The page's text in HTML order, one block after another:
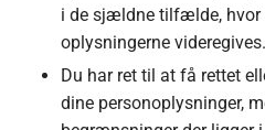
i de sjældne tilfælde, hvor
oplysningerne videregives.
Du har ret til at få rettet
dine personoplysninger,